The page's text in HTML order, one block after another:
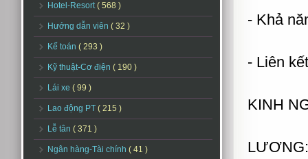
Hotel-Resort( 568 )
Hướng dẫn viên ( 32 )
Kế toán ( 293 )
Kỹ thuật-Cơ điện ( 190 )
Lái xe ( 99 )
Lao động PT ( 215 )
Lễ tân ( 371 )
Ngân hàng-Tài chính ( 41 )
- Khả
- Liên
KINH